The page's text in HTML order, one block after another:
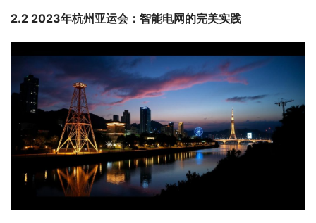
2.2 2023年杭州亚运会：智能电网的完美实践